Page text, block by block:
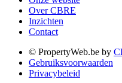
Over CBRE
Inzichten
Contact
© PropertyWeb.be by
Gebruiksvoorwaarden
Privacybeleid